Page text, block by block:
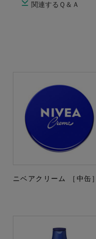
関連するＱ＆Ａ
ニベアクリーム ［中缶］